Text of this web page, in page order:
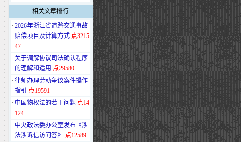
相关文章排行
· 2026年浙江省道路交通事故
赔偿项目及计算方式 点3215
47
· 关于调解协议司法确认程序
的理解和适用 点29580
· 律师办理劳动争议案件操作
指引
点19591
· 中国物权法的若干问题 点14
124
· 中央政法委办公室发布《涉
法涉诉信访问答》
点12589